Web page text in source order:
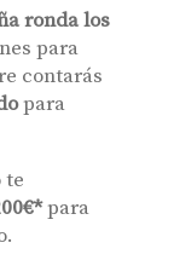
ronda los
para
contarás
para
te
para
de
según se
aceptado nuestra
Contáctanos